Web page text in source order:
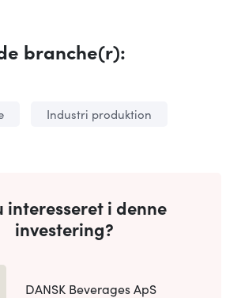
branche(r):
Industri produktion
interesseret i denne
investering?
DANSK Beverages ApS